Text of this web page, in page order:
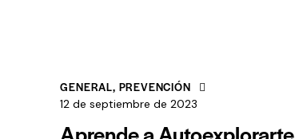
GENERAL, PREVENCIÓN
12 de septiembre de 2023